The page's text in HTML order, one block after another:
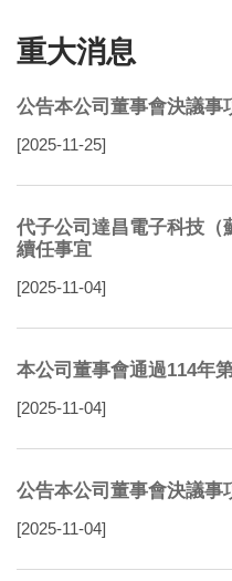
重大消息
公告本公司董事會決議事
[2025-11-25]
代子公司達昌電子科技（
續任事宜
[2025-11-04]
本公司董事會通過114年
[2025-11-04]
公告本公司董事會決議事
[2025-11-04]